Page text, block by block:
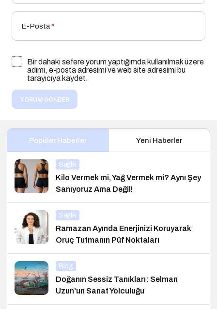
E-Posta*
Bir dahaki sefere yorum yaptığımda kullanılmak üzere
adımı, e-posta adresimi ve web site adresimi bu
tarayıcıya kaydet.
YORUM GÖNDER
Popüler Haberler Yeni Haberler
Sağlık
Kilo Vermek mi, Yağ Vermek mi? Aynı Şey
Sanıyoruz Ama Değil!
Sağlık
Ramazan Ayında Enerjinizi Koruyarak
Oruç Tutmanın Püf Noktaları
Blog
Doğanın Sessiz Tanıkları: Selman
Uzun’un Sanat Yolculuğu